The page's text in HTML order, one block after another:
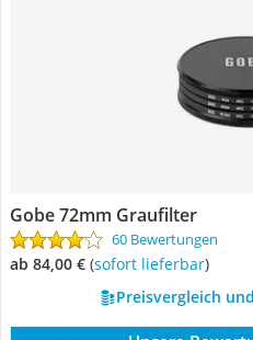
Gobe 72mm Graufilter
60 Bewertungen
ab 84,00 € ( Sofort lieferbar)
Preisvergleich